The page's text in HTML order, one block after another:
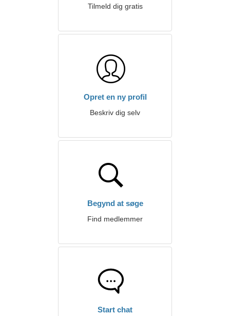
Tilmeld dig gratis
Opret en ny profil
Beskriv dig selv
Begynd at søge
Find medlemmer
Start chat